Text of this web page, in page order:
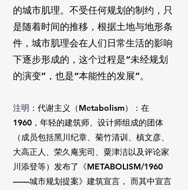
的城市肌理。不受任何规划的制约，只
是随着时间的推移，根据土地与地形条
件，城市肌理会在人们日常生活的影响
下逐步形成的，这个过程是“未经规划
的演变”，也是“本能性的发展”。
​注明： 代谢主义（Metabolism）：在
1960，年轻的建筑师、设计师组成的团体
（成员包括黑川纪章、菊竹清训、槙文彦、
大高正人、荣久庵宪司、粟津洁以及评论家
川添登等）发布了《METABOLISM/1960
——城市规划提案》建筑宣言， 而其中宣言